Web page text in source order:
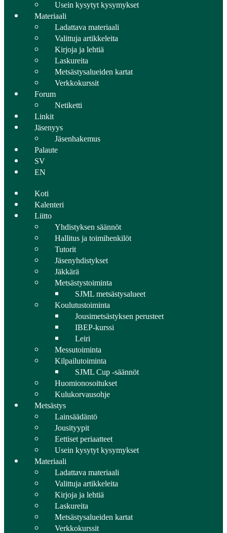
Usein kysytyt kysymykset
Materiaali
Ladattava materiaali
Valittuja artikkeleita
Kirjoja ja lehtiä
Laskureita
Metsästysalueiden kartat
Verkkokurssit
Forum
Netiketti
Linkit
Jäsenyys
Jäsenhakemus
Palaute
SV
EN
Koti
Kalenteri
Liitto
Yhdistyksen säännöt
Hallitus ja toimihenkilöt
Tutorit
Jäsenyhdistykset
Jäkkärä
Metsästystoiminta
SJML metsästysalueet
Koulutustoiminta
Jousimetsästyksen perusteet
IBEP-kurssi
Leiri
Messutoiminta
Kilpailutoiminta
SJML Cup -säännöt
Huomionosoitukset
Kulukorvausohje
Metsästys
Lainsäädäntö
Jousityypit
Eettiset periaatteet
Usein kysytyt kysymykset
Materiaali
Ladattava materiaali
Valittuja artikkeleita
Kirjoja ja lehtiä
Laskureita
Metsästysalueiden kartat
Verkkokurssit